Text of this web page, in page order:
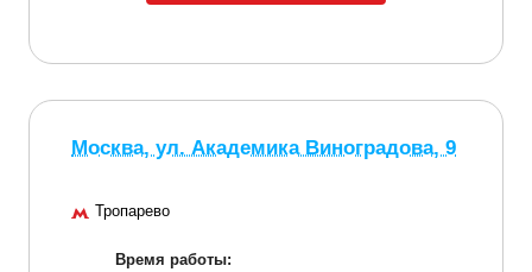
Москва, ул. Академика Виноградова, 9
Тропарево
Время работы: